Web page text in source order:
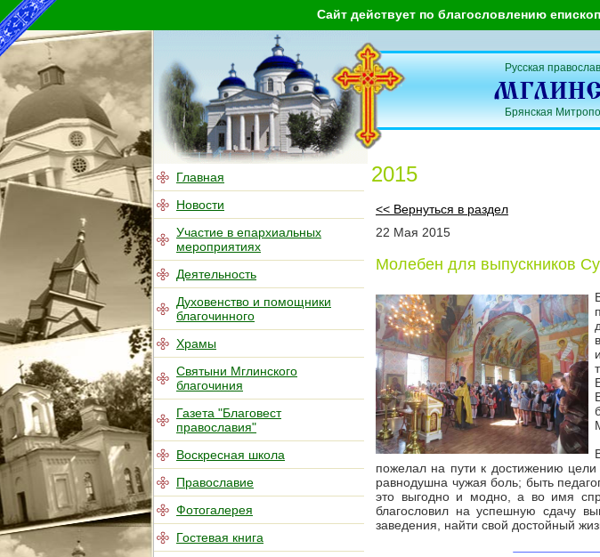
Сайт действует по благословлению
Главная
Новости
Участие в епархиальных
мероприятиях
Деятельность
Духовенство и помощники
благочинного
Храмы
Святыни Мглинского
благочиния
Газета "Благовест
православия"
Воскресная школа
Православие
Фотогалерея
Гостевая книга
Русская
Брянская
2015
<< Вернуться в раздел
22 Мая 2015
Молебен для выпускников
пожелал на пути к достижению
равнодушна чужая боль; быть
это выгодно и модно, а во имя
благословил на успешную сдачу
заведения, найти свой достойный